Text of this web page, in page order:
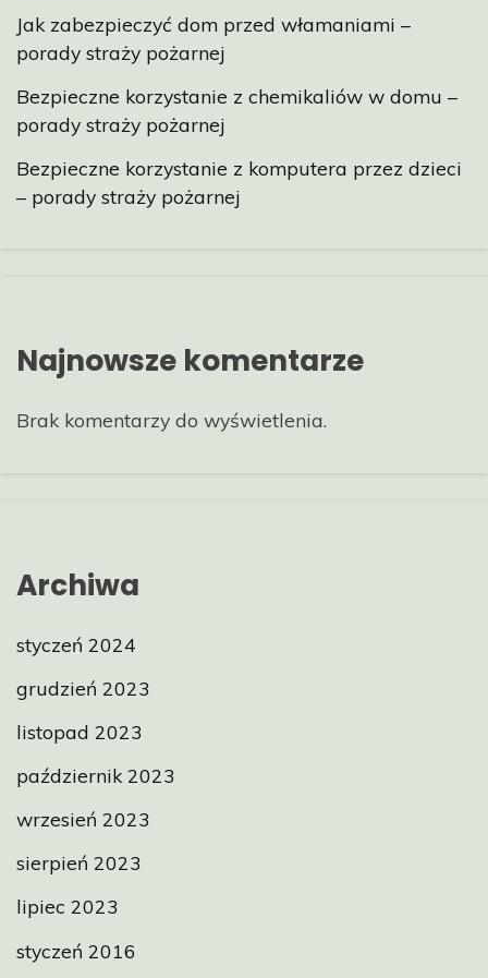
Jak zabezpieczyć dom przed włamaniami –
porady straży pożarnej
Bezpieczne korzystanie z chemikaliów w domu –
porady straży pożarnej
Bezpieczne korzystanie z komputera przez dzieci
– porady straży pożarnej
Najnowsze komentarze
Brak komentarzy do wyświetlenia.
Archiwa
styczeń 2024
grudzień 2023
listopad 2023
październik 2023
wrzesień 2023
sierpień 2023
lipiec 2023
styczeń 2016